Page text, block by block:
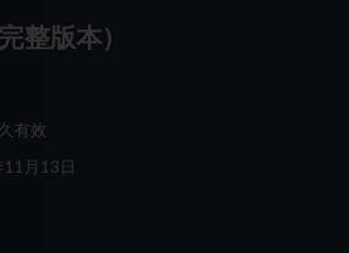
整版本）
有效
月13日